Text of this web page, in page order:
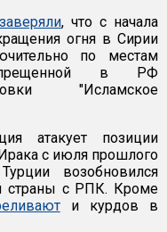
заверяли, что с начала
огня в Сирии
по местам
в РФ
"Исламское
атакует позиции
с июля прошлого
возобновился
страны с РПК. Кроме
и курдов в